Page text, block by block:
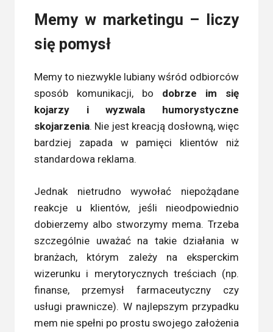
Memy w marketingu – liczy
się pomysł
Memy to niezwykle lubiany wśród odbiorców
sposób komunikacji, bo dobrze im się
kojarzy i wyzwala humorystyczne
skojarzenia. Nie jest kreacją dosłowną, więc
bardziej zapada w pamięci klientów niż
standardowa reklama.
Jednak nietrudno wywołać niepożądane
reakcje u klientów, jeśli nieodpowiednio
dobierzemy albo stworzymy mema. Trzeba
szczególnie uważać na takie działania w
branżach, którym zależy na eksperckim
wizerunku i merytorycznych treściach (np.
finanse, przemysł farmaceutyczny czy
usługi prawnicze). W najlepszym przypadku
mem nie spełni po prostu swojego założenia